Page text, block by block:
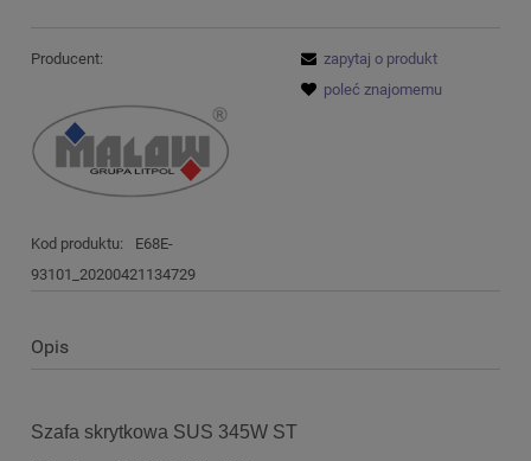
Producent:
Kod produktu:
E68E-
93101_20200421134729
zapytaj o produkt
poleć znajomemu
Opis
Szafa skrytkowa SUS 345W ST